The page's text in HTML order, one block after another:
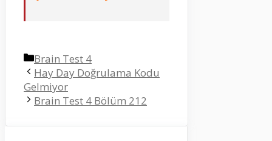
Kategoriler
Brain Test 4
Hay Day Doğrulama Kodu
Gelmiyor
Brain Test 4 Bölüm 212